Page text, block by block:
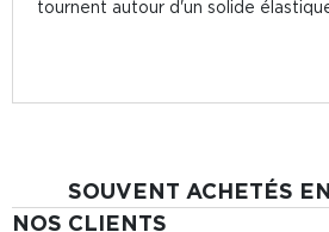
tournent autour d'un solide
SOUVENT ACHETÉS
NOS CLIENTS